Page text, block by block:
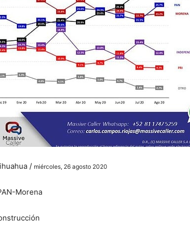
Chihuahua
/ miércoles, 26 agosto 2020
Morena